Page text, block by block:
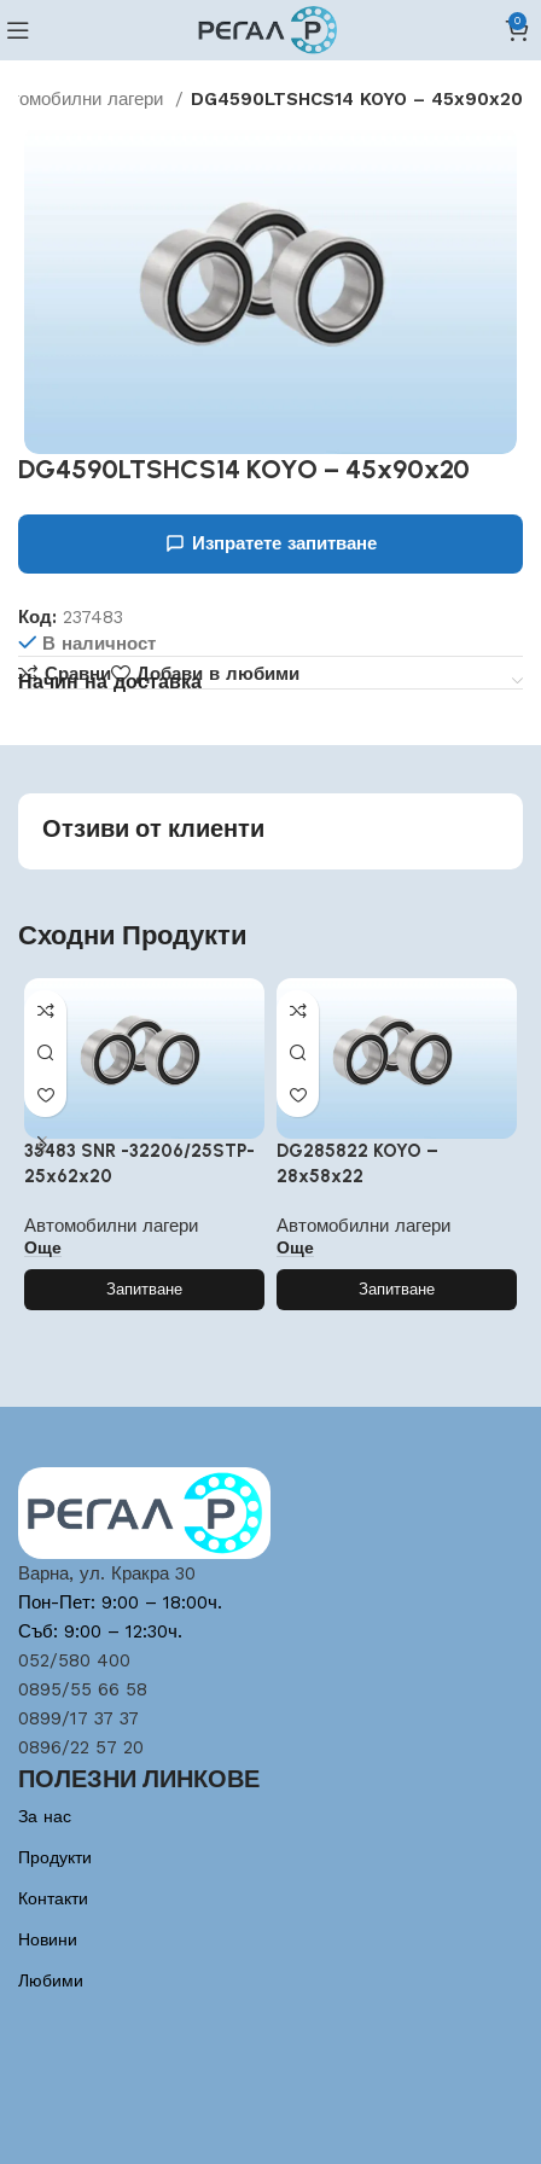
0
лагери DG4590LTSHCS14 KOYO – 45x90x20
DG4590LTSHCS14 KOYO – 45x90x20
Изпратете запитване
Код:237483
В наличност
Сравни
Добави в любими
Начин на доставка
Отзиви от клиенти
Сходни Продукти
35483 SNR -32206/25STP-
25x62x20
Автомобилни лагери
Още
Запитване
DG285822 KOYO –
28x58x22
Автомобилни лагери
Още
Запитване
Варна, ул. Кракра 30
Пон-Пет: 9:00 – 18:00ч.
Съб: 9:00 – 12:30ч.
052/580 400
0895/55 66 58
0899/17 37 37
0896/22 57 20
ПОЛЕЗНИ ЛИНКОВЕ
За нас
Продукти
Контакти
Новини
Любими